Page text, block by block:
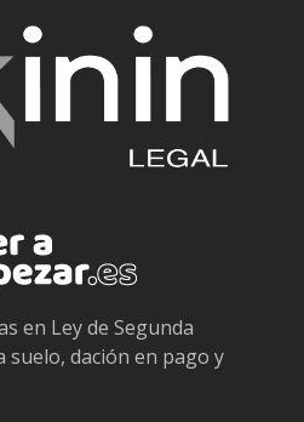
en Ley de Segunda
suelo, dación en pago y